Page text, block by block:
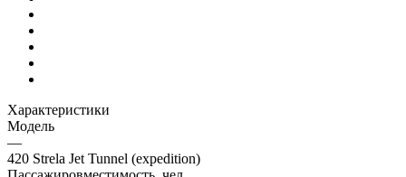
Характеристики
Модель
—
420 Strela Jet Tunnel (expedition)